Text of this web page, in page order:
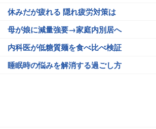
休みだが疲れる 隠れ疲労対策は
母が娘に減量強要→家庭内別居へ
内科医が低糖質麺を食べ比べ検証
睡眠時の悩みを解消する過ごし方